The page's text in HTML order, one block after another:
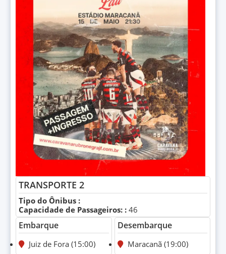
TRANSPORTE 2
Tipo do Ônibus :
Capacidade de Passageiros: : 46
Embarque
Juiz de Fora (15:00)
Desembarque
Maracanã (19:00)